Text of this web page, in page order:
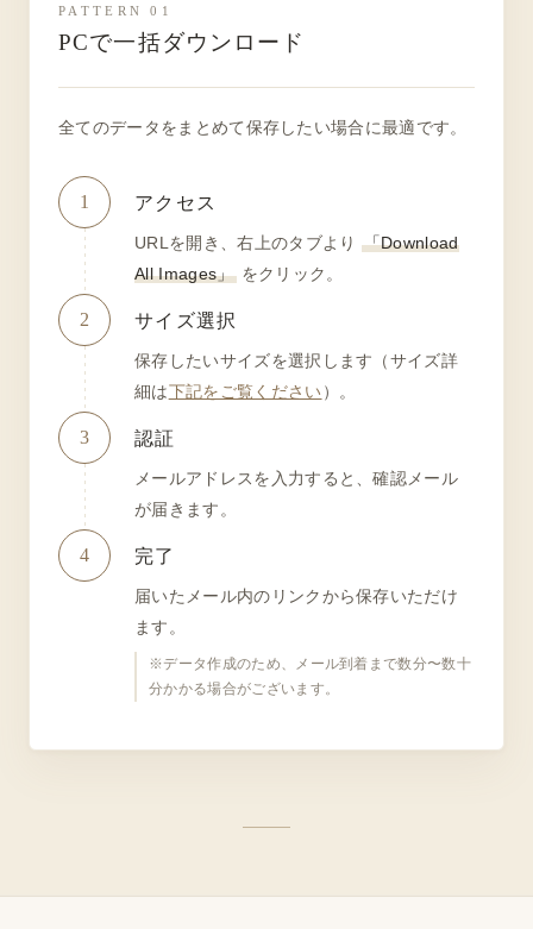
PATTERN 01
PCで一括ダウンロード
全てのデータをまとめて保存したい場合に最適です。
1 アクセス
URLを開き、右上のタブより
「Download
All Images」をクリック。
2 サイズ選択
保存したいサイズを選択します（サイズ詳
細は下記をご覧ください ）。
3 認証
メールアドレスを入力すると、確認メール
が届きます。
4 完了
届いたメール内のリンクから保存いただけ
ます。
※データ作成のため、メール到着まで数分〜数十
分かかる場合がございます。